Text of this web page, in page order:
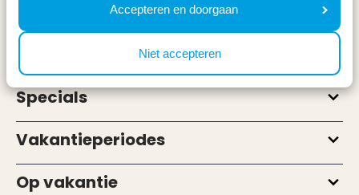
Accepteren en doorgaan
Niet accepteren
Service & contact
Specials
Vakantieperiodes
Op vakantie